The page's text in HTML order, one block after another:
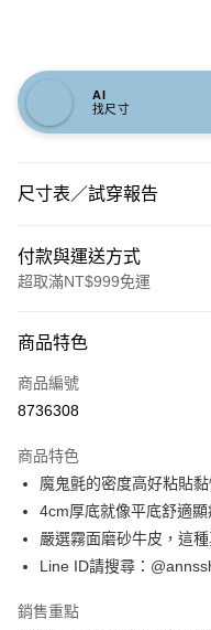
AI
找尺寸
尺寸表／試穿報告
付款與運送方式
超取滿NT$999免運
信用卡一次付款
信用卡分期付款
合作金庫商業銀行
華南商業銀行
上海商業儲蓄銀行
國泰世華商業銀行
臺灣中小企業銀行
聯邦商業銀行
6 期 0 利率 每期
華南商業銀行
上海商業儲蓄銀行
國泰世華商業銀行
匯豐（台灣）商業銀行
購物金
超商取貨付款
商品特色
商品編號
8736308
商品特色
魔鬼氈的密度高好粘貼
4cm厚底就像平底舒適
嚴選霧面磨砂牛皮，這
Line ID請搜尋：
銷售重點